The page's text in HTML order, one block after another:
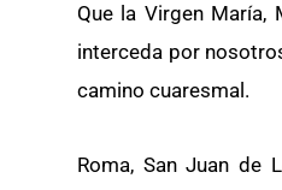
Que la Virgen María,
interceda por
camino cuaresmal.
Roma, San Juan de